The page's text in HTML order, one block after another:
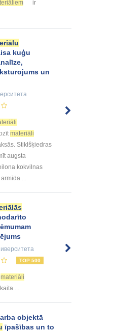
ir
kuģu
un
materiāli
Stiklšķiedras
augsta
kokvilnas
...
TOP 500
materiāli
...
objektā
īpašības un to